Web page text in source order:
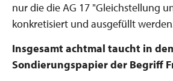
nur die die AG 17 "Gleichstellung
konkretisiert und ausgefüllt
Insgesamt achtmal taucht in
Sondierungspapier der Begriff